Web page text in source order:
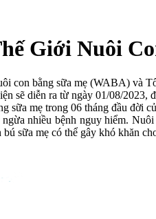
Giới Nuôi
con bằng sữa mẹ (WABA) và
sẽ diễn ra từ ngày 01/08/2023,
mẹ trong 06 tháng đầu đời
nhiều bệnh nguy hiểm.
sữa mẹ có thể gây khó khăn